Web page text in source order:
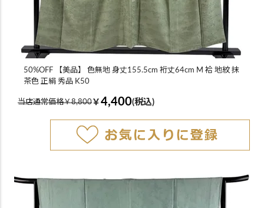
50%OFF 【美品】 色無地 身丈155.5cm 裄丈64cm M 袷 地紋 抹
茶色 正絹 秀品 K50
当店通常価格￥8,800￥ 4,400(税込)